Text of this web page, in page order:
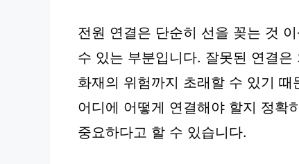
전원 연결은 단순히 선을 꽂는 것
수 있는 부분입니다. 잘못된 연결
화재의 위험까지 초래할 수 있기
어디에 어떻게 연결해야 할지 정확
중요하다고 할 수 있습니다.